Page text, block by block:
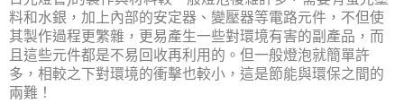
料和水銀，加上內部的安定器、變壓器等電路元件，不但使
其製作過程更繁雜，更易產生一些對環境有害的副產品，而
且這些元件都是不易回收再利用的。但一般燈泡就簡單許
多，相較之下對環境的衝擊也較小，這是節能與環保之間的
兩難！